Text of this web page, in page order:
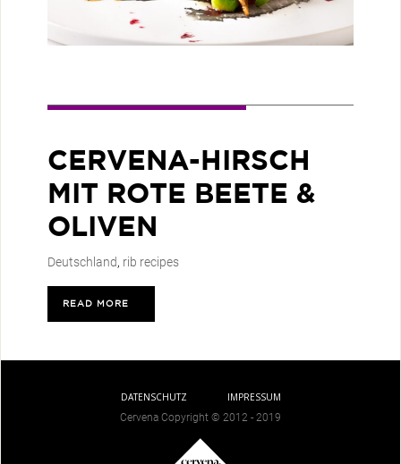
CERVENA-HIRSCH
MIT ROTE BEETE &
OLIVEN
Deutschland, rib recipes
READ MORE
DATENSCHUTZ
IMPRESSUM
Cervena Copyright © 2012 - 2019